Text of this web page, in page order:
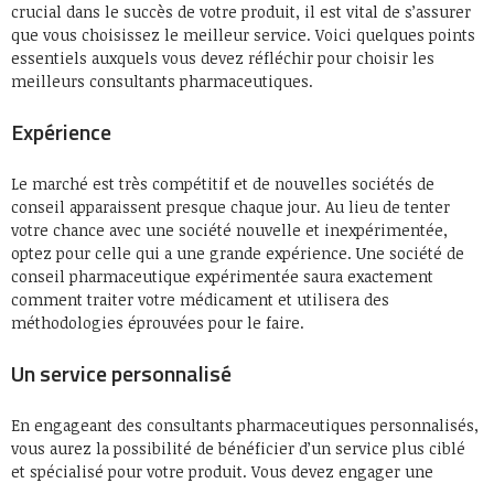
crucial dans le succès de votre produit, il est vital de s’assurer
que vous choisissez le meilleur service. Voici quelques points
essentiels auxquels vous devez réfléchir pour choisir les
meilleurs consultants pharmaceutiques.
Expérience
Le marché est très compétitif et de nouvelles sociétés de
conseil apparaissent presque chaque jour. Au lieu de tenter
votre chance avec une société nouvelle et inexpérimentée,
optez pour celle qui a une grande expérience. Une société de
conseil pharmaceutique expérimentée saura exactement
comment traiter votre médicament et utilisera des
méthodologies éprouvées pour le faire.
Un service personnalisé
En engageant des consultants pharmaceutiques personnalisés,
vous aurez la possibilité de bénéficier d’un service plus ciblé
et spécialisé pour votre produit. Vous devez engager une